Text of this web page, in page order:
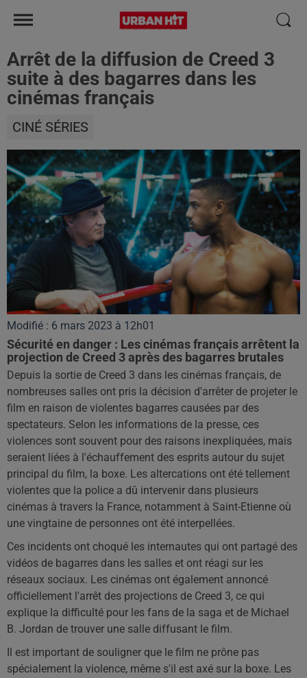
Arrêt de la diffusion de Creed 3
suite à des bagarres dans les
cinémas français
CINÉ SÉRIES
Modifié : 6 mars 2023 à 12h01
Sécurité en danger : Les cinémas français arrêtent la
projection de Creed 3 après des bagarres brutales
Depuis la sortie de Creed 3 dans les cinémas français, de
nombreuses salles ont pris la décision d'arrêter de projeter le
film en raison de violentes bagarres causées par des
spectateurs. Selon les informations de la presse, ces
violences sont souvent pour des raisons inexpliquées, mais
seraient liées à l'échauffement des esprits autour du sujet
principal du film, la boxe. Les altercations ont été tellement
violentes que la police a dû intervenir dans plusieurs
cinémas à travers la France, notamment à Saint-Etienne où
une vingtaine de personnes ont été interpellées.
Ces incidents ont choqué les internautes qui ont partagé des
vidéos de bagarres dans les salles et ont réagi sur les
réseaux sociaux. Les cinémas ont également annoncé
officiellement l'arrêt des projections de Creed 3, ce qui
explique la difficulté pour les fans de la saga et de Michael
B. Jordan de trouver une salle diffusant le film.
Il est important de souligner que le film ne prône pas
spécialement la violence, même s'il est axé sur la boxe. Les